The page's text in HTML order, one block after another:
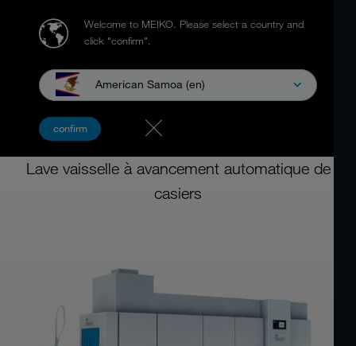
Welcome to MEIKO. Please select a country and
click "confirm".
American Samoa (en)
confirm
SAV et données techniques
M-iQ MEIKO
Lave vaisselle à avancement automatique de
casiers